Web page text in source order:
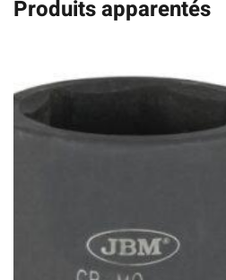
Produits apparentés